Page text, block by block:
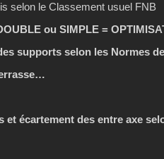
selon le Classement usuel FNB
ou SIMPLE =
supports selon les Normes
et écartement des entre axe